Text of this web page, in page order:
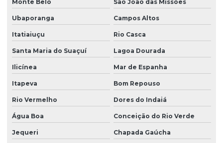
Monte Belo São João das Missões
Ubaporanga Campos Altos
Itatiaiuçu Rio Casca
Santa Maria do Suaçuí Lagoa Dourada
Ilicínea Mar de Espanha
Itapeva Bom Repouso
Rio Vermelho Dores do Indaiá
Água Boa Conceição do Rio Verde
Jequeri Chapada Gaúcha